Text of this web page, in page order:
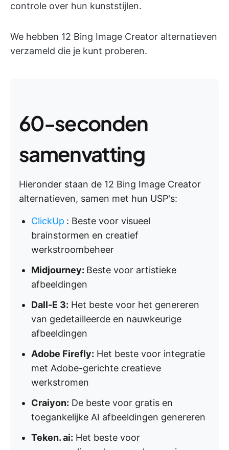
controle over hun kunststijlen.
We hebben 12 Bing Image Creator alternatieven
verzameld die je kunt proberen.
60-seconden
samenvatting
Hieronder staan de 12 Bing Image Creator
alternatieven, samen met hun USP's:
ClickUp : Beste voor visueel
brainstormen en creatief
werkstroombeheer
Midjourney: Beste voor artistieke
afbeeldingen
Dall-E 3: Het beste voor het genereren
van gedetailleerde en nauwkeurige
afbeeldingen
Adobe Firefly: Het beste voor integratie
met Adobe-gerichte creatieve
werkstromen
Craiyon: De beste voor gratis en
toegankelijke AI afbeeldingen genereren
Teken. ai: Het beste voor